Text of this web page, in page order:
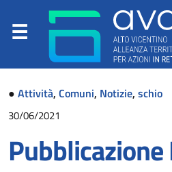
● Attività, Comuni, Notizie, schio
30/06/2021